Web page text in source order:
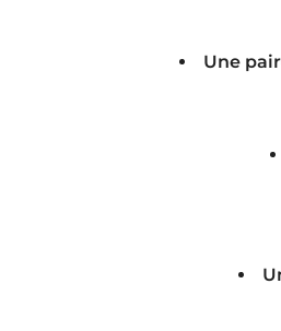
Une